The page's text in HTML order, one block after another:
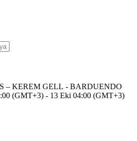
– KEREM GELL - BARDUENDO
(GMT+3) - 13 Eki 04:00 (GMT+3)